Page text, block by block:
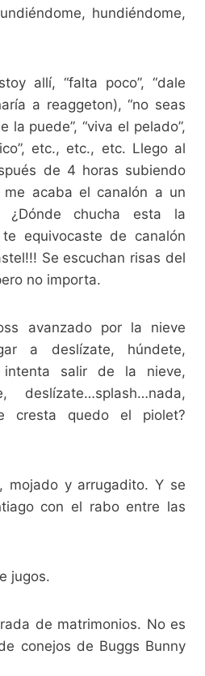
hundiéndome,
allí, “falta poco”, “dale
a reaggeton), “no seas
la puede”, “viva el pelado”,
etc., etc., etc. Llego al
de 4 horas subiendo
me acaba el canalón a un
¿Dónde chucha esta la
equivocaste de canalón
Se escuchan risas del
no importa.
avanzado por la nieve
a deslízate, húndete,
intenta salir de la nieve,
deslízate…splash…nada,
cresta quedo el piolet?
mojado y arrugadito. Y se
con el rabo entre las
jugos.
de matrimonios. No es
conejos de Buggs Bunny